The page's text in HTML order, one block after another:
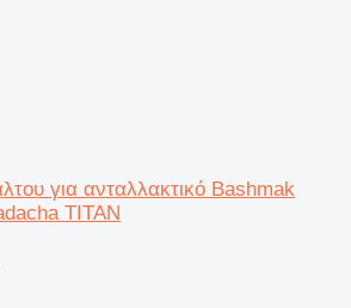
για ανταλλακτικό Bashmak
TITAN